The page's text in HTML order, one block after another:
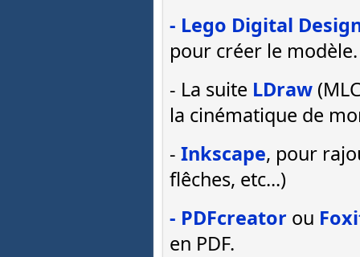
- Lego Digital
pour créer le modèle.
- La suite LDraw
la cinématique de
- Inkscape, pour
flêches, etc...)
- PDFcreator ou
en PDF.